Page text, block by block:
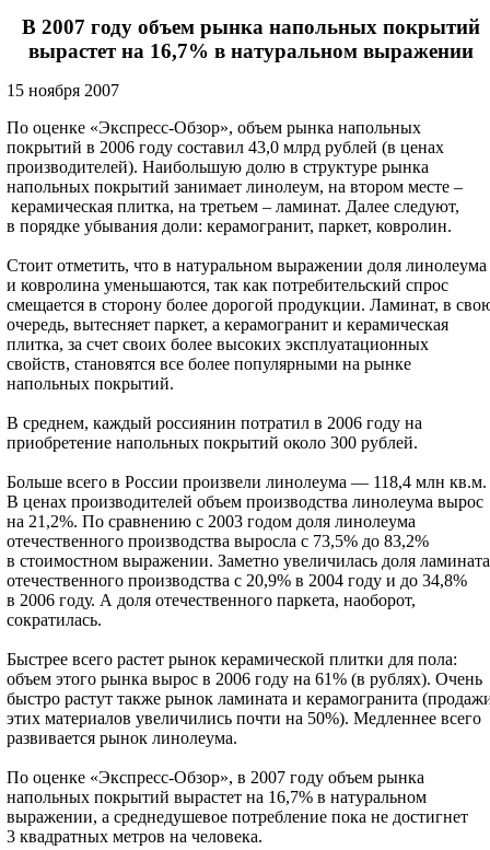
В 2007 году объем рынка напольных покрытий
вырастет на 16,7% в натуральном выражении
15 ноября 2007
По оценке «Экспресс-Обзор», объем рынка напольных
покрытий в 2006 году составил 43,0 млрд рублей (в ценах
производителей). Наибольшую долю в структуре рынка
напольных покрытий занимает линолеум, на втором месте –
керамическая плитка, на третьем – ламинат. Далее следуют,
в порядке убывания доли: керамогранит, паркет, ковролин.
Стоит отметить, что в натуральном выражении доля линолеума
и ковролина уменьшаются, так как потребительский спрос
смещается в сторону более дорогой продукции. Ламинат, в
очередь, вытесняет паркет, а керамогранит и керамическая
плитка, за счет своих более высоких эксплуатационных
свойств, становятся все более популярными на рынке
напольных покрытий.
В среднем, каждый россиянин потратил в 2006 году на
приобретение напольных покрытий около 300 рублей.
Больше всего в России произвели линолеума — 118,4 млн кв.м.
В ценах производителей объем производства линолеума вырос
на 21,2%. По сравнению с 2003 годом доля линолеума
отечественного производства выросла с 73,5% до 83,2%
в стоимостном выражении. Заметно увеличилась доля ламината
отечественного производства с 20,9% в 2004 году и до 34,8%
в 2006 году. А доля отечественного паркета, наоборот,
сократилась.
Быстрее всего растет рынок керамической плитки для пола:
объем этого рынка вырос в 2006 году на 61% (в рублях). Очень
быстро растут также рынок ламината и керамогранита
этих материалов увеличились почти на 50%). Медленнее всего
развивается рынок линолеума.
По оценке «Экспресс-Обзор», в 2007 году объем рынка
напольных покрытий вырастет на 16,7% в натуральном
выражении, а среднедушевое потребление пока не достигнет
3 квадратных метров на человека.